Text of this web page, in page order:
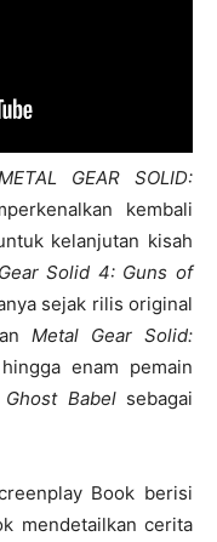
GEAR SOLID:
kembali
kelanjutan kisah
Solid 4: Guns of
sejak rilis original
Metal Gear Solid:
enam pemain
Babelsebagai
Book berisi
mendetailkan cerita